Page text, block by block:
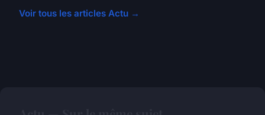
Voir tous les articles Actu →